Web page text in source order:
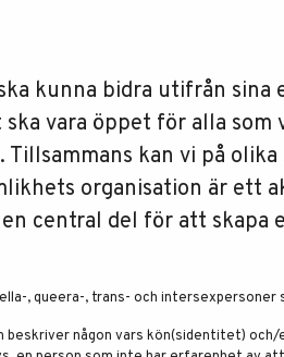
kunna bidra utifrån sina
vara öppet för alla som
kan vi på
organisation är ett
central del för att skapa
, queera-, trans- och intersexpersoner
beskriver någon vars kön(sidentitet)